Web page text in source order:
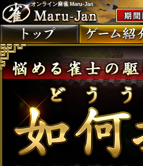
オンライン麻雀 Maru-Jan